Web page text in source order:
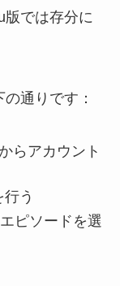
版では存分に
通りです：
らアカウント
う
ピソードを選